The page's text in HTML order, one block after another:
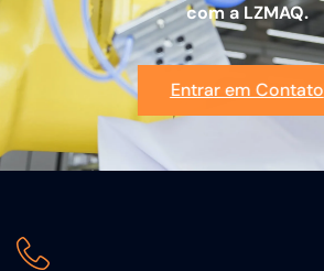
com a LZMAQ.
Entrar em Contato